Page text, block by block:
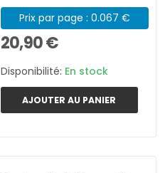
Prix par page : 0.067 €
20,90 €
Disponibilité: En stock
AJOUTER AU PANIER